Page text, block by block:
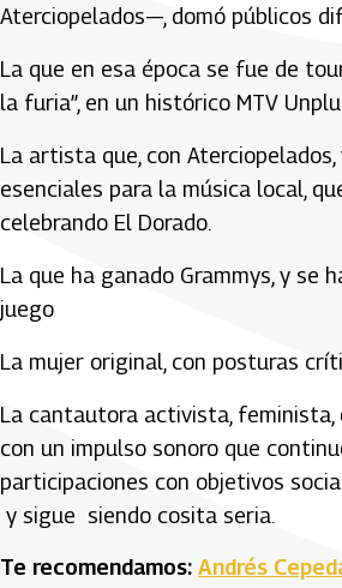
Aterciopelados—, domó públicos
La que en esa época se fue de
la furia”, en un histórico MTV
La artista que, con
esenciales para la música local,
celebrando El Dorado.
La que ha ganado Grammys, y se
juego
La mujer original, con posturas
La cantautora activista, feminista,
con un impulso sonoro que
participaciones con objetivos
y sigue siendo cosita seria.
Te recomendamos: Andrés